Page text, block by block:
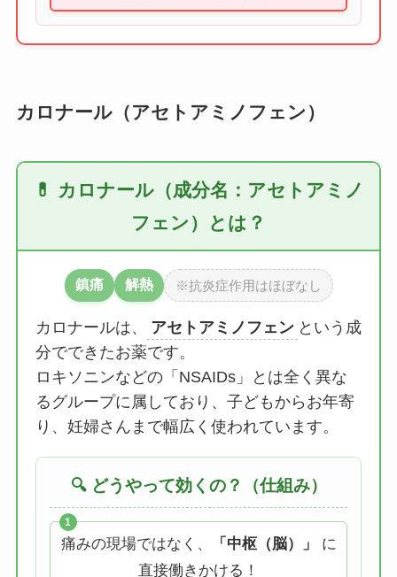
カロナール（アセトアミノフェン）
💊 カロナール（成分名：アセトアミノ
フェン）とは？
鎮痛 解熱 ※抗炎症作用はほぼなし
カロナールは、 アセトアミノフェン という成
分でできたお薬です。
ロキソニンなどの「NSAIDs」とは全く異な
るグループに属しており、子どもからお年寄
り、妊婦さんまで幅広く使われています。
🔍 どうやって効くの？（仕組み）
1
痛みの現場ではなく、 「中枢（脳）」
に
直接働きかける！